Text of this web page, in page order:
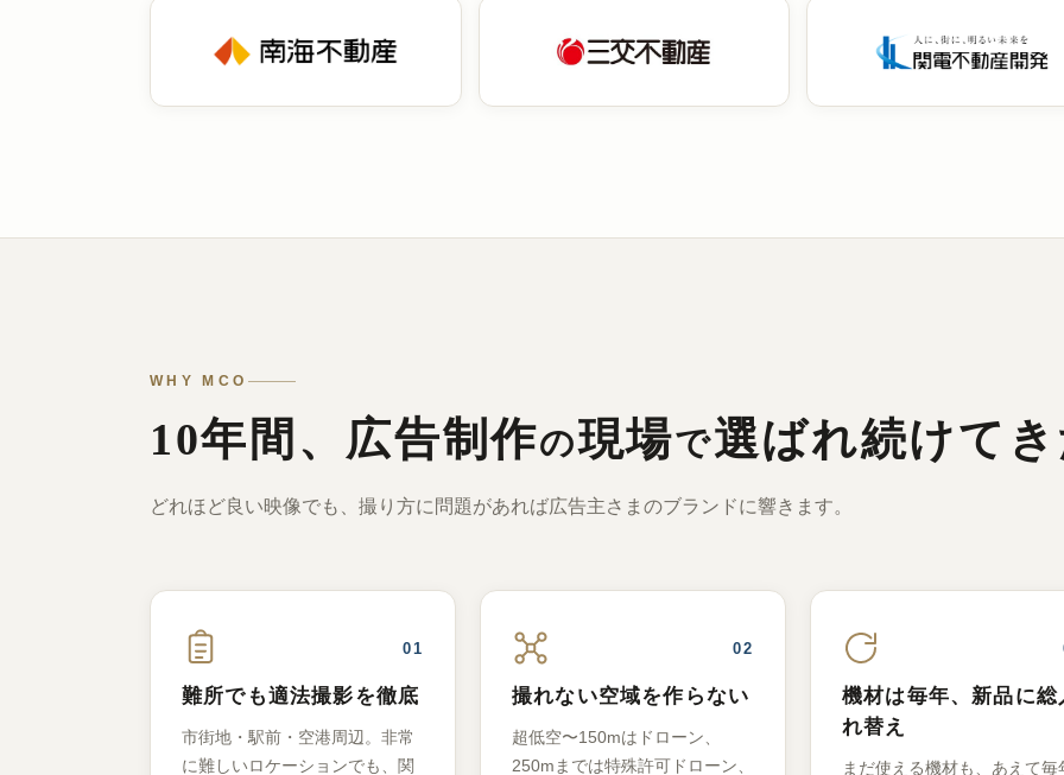
WHY MCO
10年間、広告制作の現場で選ばれ続けて
どれほど良い映像でも、撮り方に問題があれば広告主さまのブランドに響きます。
01
難所でも適法撮影を徹底
市街地・駅前・空港周辺。非常
に難しいロケーションでも、関
02
撮れない空域を作らない
超低空〜150mはドローン、
250mまでは特殊許可ドローン、
機材は毎年、新品に総
れ替え
まだ使える機材も、あえて毎